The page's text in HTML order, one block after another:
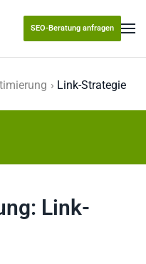
SEO-Beratung anfragen
Link-Strategie
Link-